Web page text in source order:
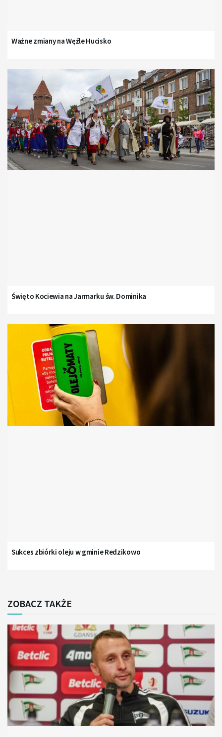
Ważne zmiany na Węźle Hucisko
Święto Kociewia na Jarmarku św. Dominika
Sukces zbiórki oleju w gminie Redzikowo
ZOBACZ TAKŻE